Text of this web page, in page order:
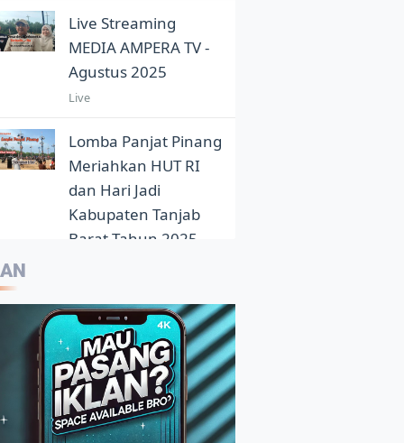
Live Streaming
MEDIA AMPERA TV -
Agustus 2025
Live
Lomba Panjat Pinang
Meriahkan HUT RI
dan Hari Jadi
Kabupaten Tanjab
Barat Tahun 2025
Eloknya Panorama
Sunset Pantai Pasir
Aurduri Dikala Senja
4:33
Kepala Balai Bahasa